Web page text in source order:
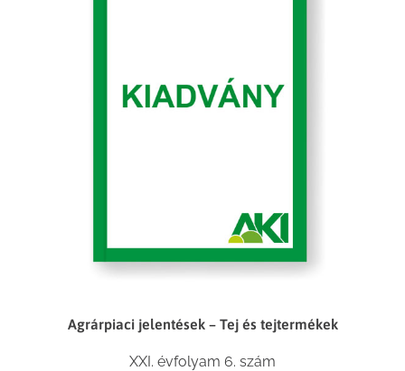
Agrárpiaci jelentések – Tej és tejtermékek
XXI. évfolyam 6. szám